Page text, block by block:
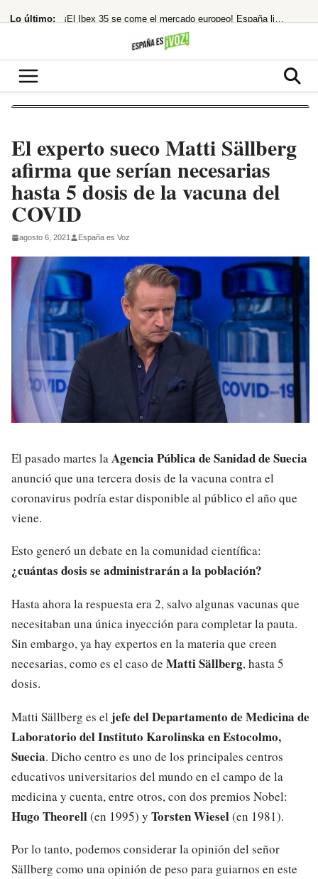
al Lo último: ¡El Ibex 35 se come el mercado europeo! España lidera las alzas mientras otros
Cuatro Años de Caos y Promesas Incumplidas en Colombia
El experto sueco Matti Sällberg
afirma que serían necesarias
hasta 5 dosis de la vacuna del
COVID
agosto 6, 2021 España es Voz
El pasado martes laAgencia Pública de Sanidad de Suecia
anunció que una tercera dosis de la vacuna contra el
coronavirus podría estar disponible al público el año que
viene.
Esto generó un debate en la comunidad científica:
¿cuántas dosis se administrarán a la población?
Hasta ahora la respuesta era 2, salvo algunas vacunas que
necesitaban una única inyección para completar la pauta.
Sin embargo, ya hay expertos en la materia que creen
necesarias, como es el caso de Matti Sällberg, hasta 5
dosis.
Matti Sällberg es el jefe del Departamento de Medicina de
Laboratorio del Instituto Karolinska en Estocolmo,
Suecia. Dicho centro es uno de los principales centros
educativos universitarios del mundo en el campo de la
medicina y cuenta, entre otros, con dos premios Nobel:
Hugo Theorell(en 1995) y Torsten Wiesel(en 1981).
Por lo tanto, podemos considerar la opinión del señor
Sällberg como una opinión de peso para guiarnos en este